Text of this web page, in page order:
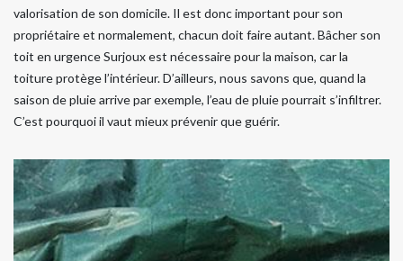
valorisation de son domicile. Il est donc important pour son
propriétaire et normalement, chacun doit faire autant. Bâcher son
toit en urgence Surjoux est nécessaire pour la maison, car la
toiture protège l’intérieur. D’ailleurs, nous savons que, quand la
saison de pluie arrive par exemple, l’eau de pluie pourrait s’infiltrer.
C’est pourquoi il vaut mieux prévenir que guérir.